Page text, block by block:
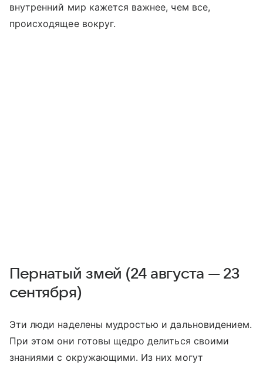
внутренний мир кажется важнее, чем все,
происходящее вокруг.
Пернатый змей (24 августа — 23
сентября)
Эти люди наделены мудростью и дальновидением.
При этом они готовы щедро делиться своими
знаниями с окружающими. Из них могут